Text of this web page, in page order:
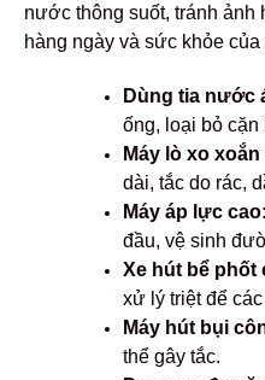
nước thông suốt, tránh
hàng ngày và sức khỏe của
Dùng tia nước
ống, loại bỏ cặn
Máy lò xo xoắn
dài, tắc do rác,
Máy áp lực cao:
đầu, vệ sinh
Xe hút bể phốt
xử lý triệt để
Máy hút bụi
thể gây tắc.